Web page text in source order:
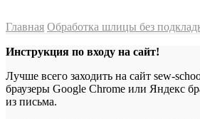
Главная Обработка шлицы без
Инструкция по входу на сайт!
Лучше всего заходить на сайт sew-
браузеры Google Chrome или Яндекс
из письма.